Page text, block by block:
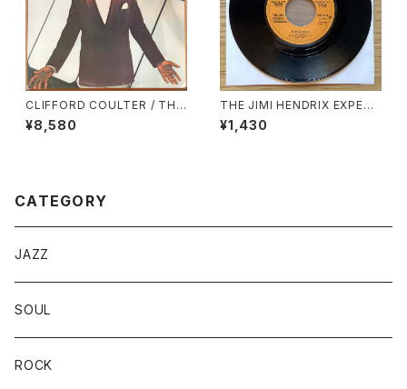
CLIFFORD COULTER / THE
BETTER PART OF ME
¥8,580
THE JIMI HENDRIX EXPERI
ENCE / A: PURPLE HAZE /
B: FOXEY LADY
¥1,430
CATEGORY
JAZZ
SOUL
ROCK